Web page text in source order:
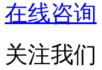
在线咨询
关注我们